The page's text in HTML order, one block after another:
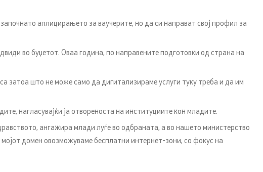
аплицирањето за ваучерите, но да си направат свој профил за
во буџетот. Оваа година, по направените подготовки од страна на
затоа што не може само да дигитализираме услуги туку треба и да им
нагласувајќи ја отвореноста на институциите кон младите.
ангажира млади луѓе во одбраната, а во нашето министерство
домен овозможуваме бесплатни интернет-зони, со фокус на